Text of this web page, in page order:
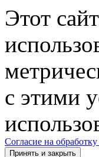
Этот
с этими
Согласие на
Принять и закрыть